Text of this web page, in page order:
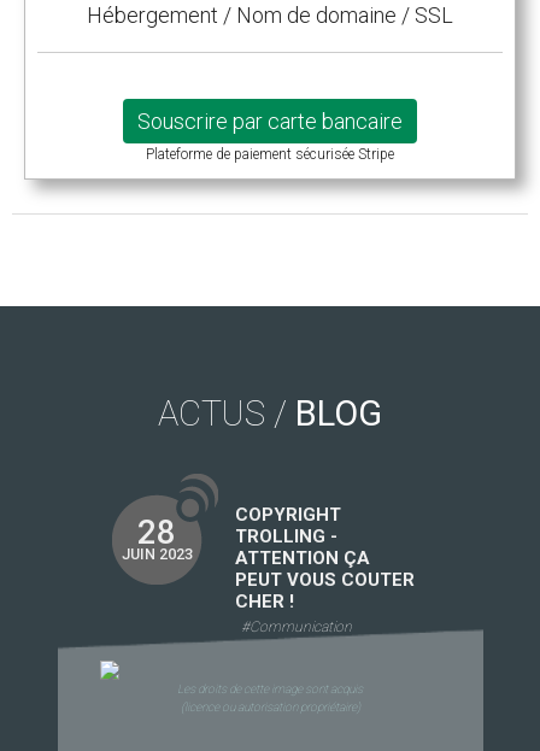
Hébergement / Nom de domaine / SSL
Souscrire par carte bancaire
Plateforme de paiement sécurisée Stripe
ACTUS / BLOG
28
JUIN 2023
COPYRIGHT
TROLLING -
ATTENTION ÇA
PEUT VOUS COUTER
CHER !
#Communication
Les droits de cette image sont acquis
(licence ou autorisation propriétaire)